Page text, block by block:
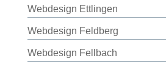
Webdesign Ettlingen
Webdesign Feldberg
Webdesign Fellbach